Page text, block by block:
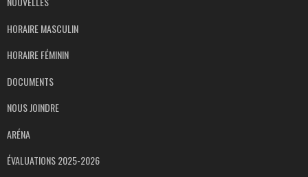
HORAIRE MASCULIN
HORAIRE FÉMININ
DOCUMENTS
NOUS JOINDRE
ARÉNA
ÉVALUATIONS 2025-2026